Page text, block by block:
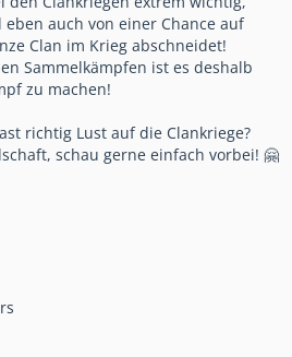
auch von einer Chance auf
Clan im Krieg abschneidet!
Sammelkämpfen ist es deshalb
zu machen!
richtig Lust auf die Clankriege?
schau gerne einfach vorbei! 🤗